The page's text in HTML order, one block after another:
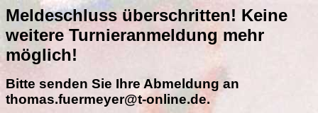
Meldeschluss überschritten! Keine
weitere Turnieranmeldung mehr
möglich!
Bitte senden Sie Ihre Abmeldung an
thomas.fuermeyer@t-online.de.